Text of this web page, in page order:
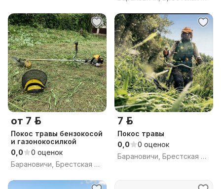
от 7 р.
Покос травы бензокосой
и газонокосилкой
0,0
0 оценок
Барановичи, Брестская обл.
7 р.
Покос травы
0,0
0 оценок
Барановичи, Брестская обл.